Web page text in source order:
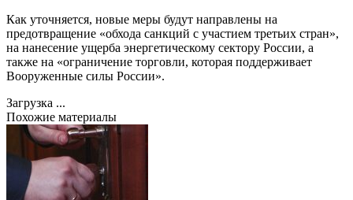
Как уточняется, новые меры будут направлены на
предотвращение «обхода санкций с участием третьих стран»,
на нанесение ущерба энергетическому сектору России, а
также на «ограничение торговли, которая поддерживает
Вооруженные силы России».
Загрузка ...
Похожие материалы